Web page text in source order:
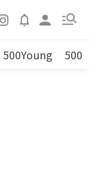
500Young 500